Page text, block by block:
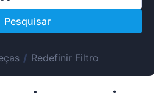
Magyar
Hrvatski
Pesquisar
/ Redefinir Filtro